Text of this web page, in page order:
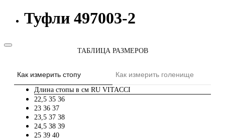
Туфли 497003-2
ТАБЛИЦА РАЗМЕРОВ
Как измерить стопу Как измерить голенище
Длина стопы в см RU VITACCI
22,5 35 36
23 36 37
23,5 37 38
24,5 38 39
25 39 40